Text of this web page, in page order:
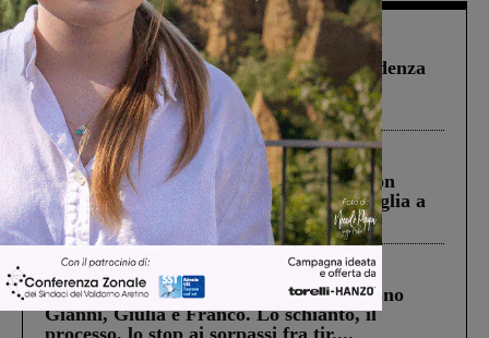
Figline Incisa Valdarno 1 Agosto 2026
Piscina di Figline finanziata oltre la scadenza
Pnrr, il gruppo di Fratelli d’Italia: “Un
ringraziamento al Governo”
Cronaca 3 Agosto 2026
Scomparso da una struttura di Castiglion
Fiorentino l’uomo che aveva ucciso la figlia a
Levane nel 2020
Cronaca 4 Agosto 2026
Un anno fa la strage in A1 in cui morirono
Gianni, Giulia e Franco. Lo schianto, il